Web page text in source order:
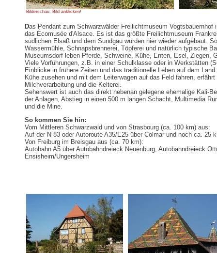
Bilderschau: Bild anklicken!
Das Pendant zum Schwarzwälder Freilichtmuseum Vogtsbauernhof
das Écomusée d'Alsace. Es ist das größte Freilichtmuseum
südlichen Elsaß und dem Sundgau wurden hier wieder aufgebaut.
Wassermühle, Schnapsbrennerei, Töpferei und natürlich typische
Museumsdorf leben Pferde, Schweine, Kühe, Enten, Esel, Ziegen,
Viele Vorführungen, z.B. in einer Schulklasse oder in Werkstätten
Einblicke in frühere Zeiten und das traditionelle Leben auf dem
Kühe zusehen und mit dem Leiterwagen auf das Feld fahren,
Milchverarbeitung und die Kelterei.
Sehenswert ist auch das direkt nebenan gelegene ehemalige Kali-
der Anlagen, Abstieg in einen 500 m langen Schacht, Multimedia
und die Mine.
So kommen Sie hin:
Vom Mittleren Schwarzwald und von Strasbourg (ca. 100 km) aus:
Auf der N 83 oder Autoroute A35/E25 über Colmar und noch ca. 25
Von Freiburg im Breisgau aus (ca. 70 km):
Autobahn A5 über Autobahndreieck Neuenburg, Autobahndreieck
Ensisheim/Ungersheim